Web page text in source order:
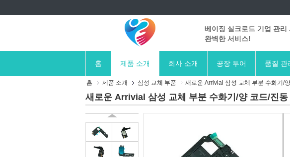
베이징 실크로드 기업 관
완벽한 서비스!
홈 제품 소개 회사 소개 공장 투어 품질 관
홈 제품 소개 삼성 교체 부품 새로운 Arrivial 삼성 교체 부분 수화기/
새로운 Arrivial 삼성 교체 부분 수화기/양 코드/진동